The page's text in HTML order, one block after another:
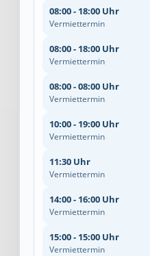
08:00 - 18:00 Uhr
Vermiettermin
08:00 - 18:00 Uhr
Vermiettermin
08:00 - 08:00 Uhr
Vermiettermin
10:00 - 19:00 Uhr
Vermiettermin
11:30 Uhr
Vermiettermin
14:00 - 16:00 Uhr
Vermiettermin
15:00 - 15:00 Uhr
Vermiettermin